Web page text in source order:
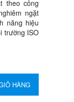
theo công
ngặt
năng hiệu
trường ISO
HÀNG